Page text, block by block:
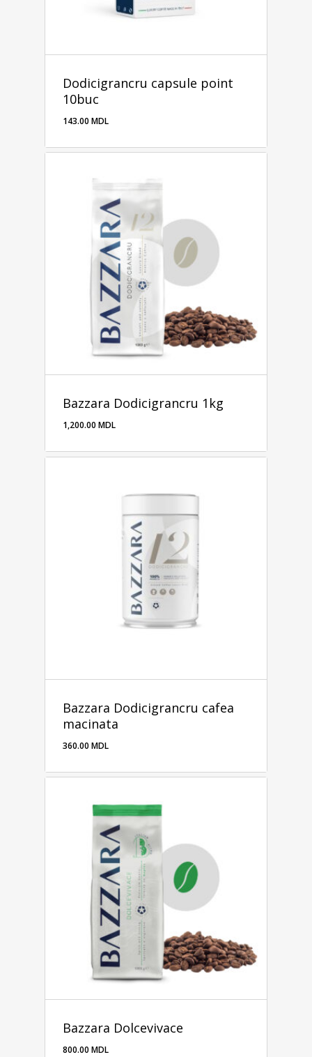
Dodicigrancru capsule point
10buc
143.00 MDL
Bazzara Dodicigrancru 1kg
1,200.00 MDL
Bazzara Dodicigrancru cafea
macinata
360.00 MDL
Bazzara Dolcevivace
800.00 MDL